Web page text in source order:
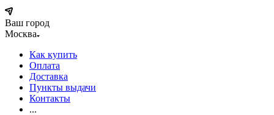
Ваш город
Москва
Как купить
Оплата
Доставка
Пункты выдачи
Контакты
...